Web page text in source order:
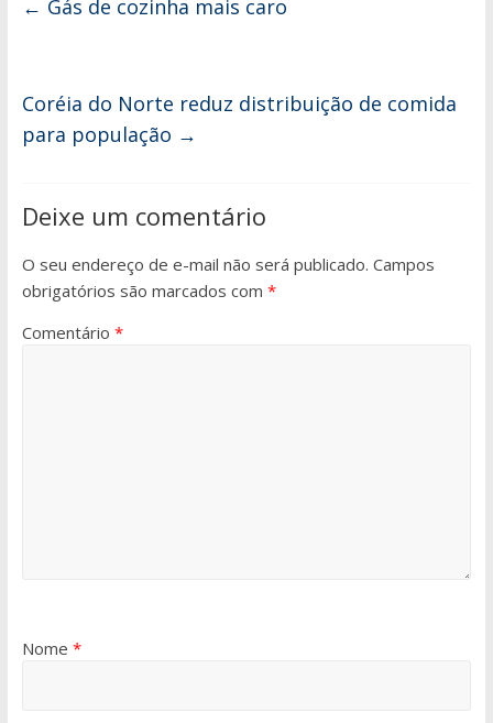
← Gás de cozinha mais caro
Coréia do Norte reduz distribuição de comida
para população →
Deixe um comentário
O seu endereço de e-mail não será publicado. Campos
obrigatórios são marcados com *
Comentário *
Nome *